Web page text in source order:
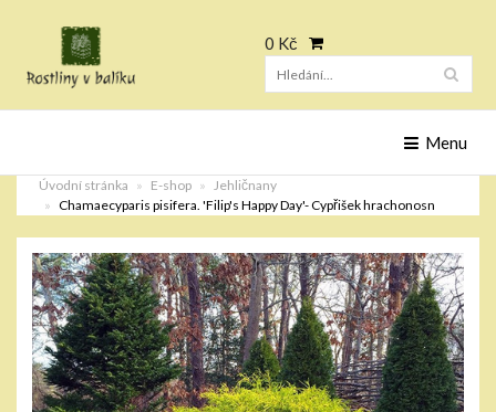
0 Kč
Menu
Úvodní stránka E-shop
Jehličnany
Chamaecyparis pisifera. 'Filip's Happy Day'- Cypřišek hrachonosn